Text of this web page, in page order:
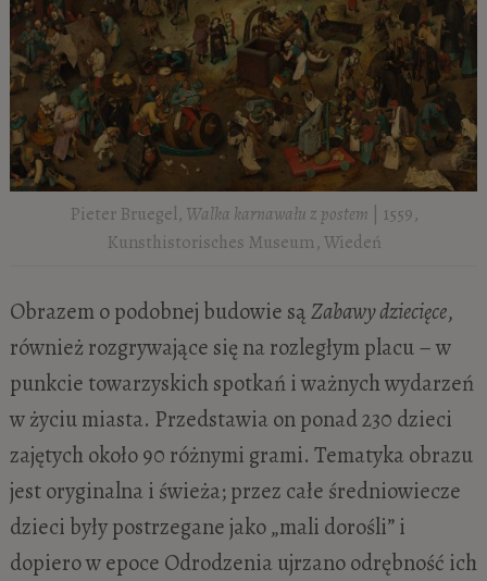
Pieter Bruegel, Walka karnawału z postem | 1559,
Kunsthistorisches Museum, Wiedeń
Obrazem o podobnej budowie sąZabawy dziecięce,
również rozgrywające się na rozległym placu – w
punkcie towarzyskich spotkań i ważnych wydarzeń
w życiu miasta. Przedstawia on ponad 230 dzieci
zajętych około 90 różnymi grami. Tematyka obrazu
jest oryginalna i świeża; przez całe średniowiecze
dzieci były postrzegane jako „mali dorośli” i
dopiero w epoce Odrodzenia ujrzano odrębność ich